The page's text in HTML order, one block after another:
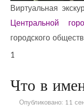
Виртуальная
Центральной
городского
1
Что в
Опубликовано: 11